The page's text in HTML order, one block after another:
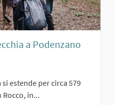
a Podenzano
si estende per circa 579
in...